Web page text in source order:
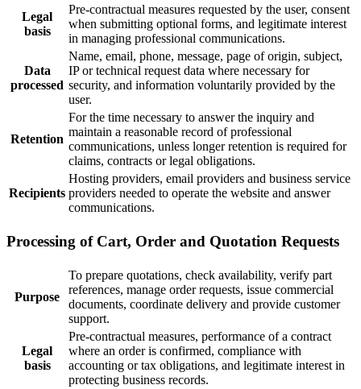
Legal
basis
Pre-contractual measures requested by the user, consent
when submitting optional forms, and legitimate interest
in managing professional communications.
Data
processed
Name, email, phone, message, page of origin, subject,
IP or technical request data where necessary for
security, and information voluntarily provided by the
user.
Retention
For the time necessary to answer the inquiry and
maintain a reasonable record of professional
communications, unless longer retention is required for
claims, contracts or legal obligations.
Recipients
Hosting providers, email providers and business service
providers needed to operate the website and answer
communications.
Processing of Cart, Order and Quotation Requests
Purpose
To prepare quotations, check availability, verify part
references, manage order requests, issue commercial
documents, coordinate delivery and provide customer
support.
Legal
basis
Pre-contractual measures, performance of a contract
where an order is confirmed, compliance with
accounting or tax obligations, and legitimate interest in
protecting business records.